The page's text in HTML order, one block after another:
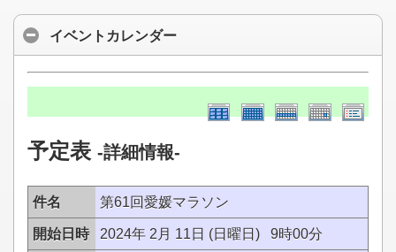
イベントカレンダー
予定表 -詳細情報-
件名 第61回愛媛マラソン
開始日時 2024年 2月 11日 (日曜日) 9時00分